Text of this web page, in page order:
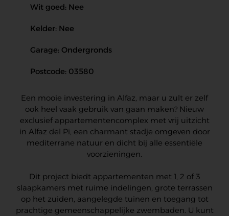
Wit goed: Nee
Kelder: Nee
Garage: Ondergronds
Postcode: 03580
Een mooie investering in Alfaz, maar u zult er zelf
ook heel vaak gebruik van gaan maken? Nieuw
exclusief appartementencomplex met vrij uitzicht
in Alfaz del Pi, een charmant stadje omgeven door
mediterrane natuur en dicht bij alle essentiële
voorzieningen.
Dit project biedt appartementen met 1, 2 of 3
slaapkamers met ruime indelingen, grote terrassen
op het zuiden, aangelegde tuinen en toegang tot
prachtige gemeenschappelijke zwembaden. U kunt